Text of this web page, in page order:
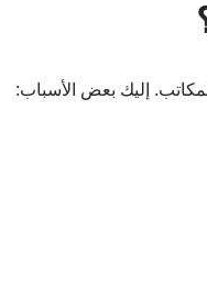
إليك بعض الأسباب: